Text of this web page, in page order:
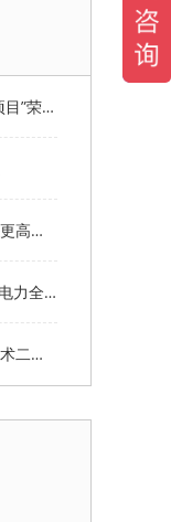
喜报丨康派智能“数字化能碳管控实践项目”荣获第十一届“创客中国”郑州市分赛企业组优秀奖
重磅丨中办、国办印发《关于更高水平更高质量做好节能降碳工作的意见》
固定分时电价退场：9 省市率先落地，电力全产业链格局重塑
喜报！康派智能荣获河南省电工科学技术二等奖